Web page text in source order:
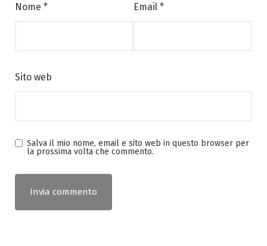
Nome * Email *
Sito web
Salva il mio nome, email e sito web in questo browser per
la prossima volta che commento.